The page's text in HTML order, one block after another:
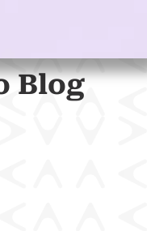
Blog